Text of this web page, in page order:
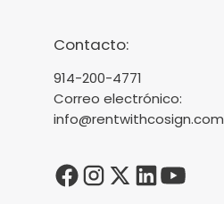
Contacto:
914-200-4771
Correo electrónico:
info@rentwithcosign.com